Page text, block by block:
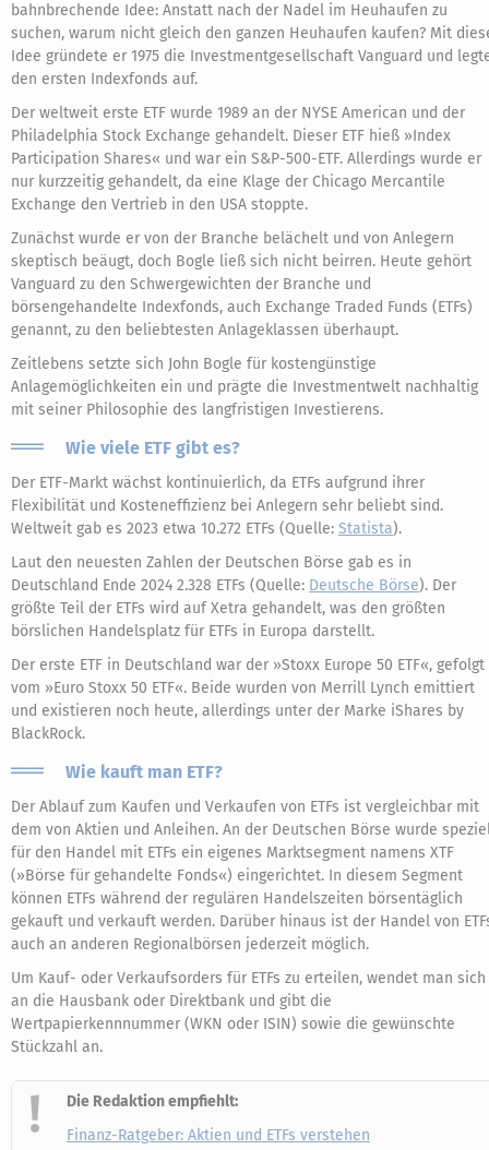
bahnbrechende Idee: Anstatt nach der Nadel im Heuhaufen zu
suchen, warum nicht gleich den ganzen Heuhaufen kaufen? Mit
Idee gründete er 1975 die Investmentgesellschaft Vanguard und
den ersten Indexfonds auf.
Der weltweit erste ETF wurde 1989 an der NYSE American und der
Philadelphia Stock Exchange gehandelt. Dieser ETF hieß »Index
Participation Shares« und war ein S&P-500-ETF. Allerdings wurde er
nur kurzzeitig gehandelt, da eine Klage der Chicago Mercantile
Exchange den Vertrieb in den USA stoppte.
Zunächst wurde er von der Branche belächelt und von Anlegern
skeptisch beäugt, doch Bogle ließ sich nicht beirren. Heute gehört
Vanguard zu den Schwergewichten der Branche und
börsengehandelte Indexfonds, auch Exchange Traded Funds (ETFs)
genannt, zu den beliebtesten Anlageklassen überhaupt.
Zeitlebens setzte sich John Bogle für kostengünstige
Anlagemöglichkeiten ein und prägte die Investmentwelt nachhaltig
mit seiner Philosophie des langfristigen Investierens.
Wie viele ETF gibt es?
Der ETF-Markt wächst kontinuierlich, da ETFs aufgrund ihrer
Flexibilität und Kosteneffizienz bei Anlegern sehr beliebt sind.
Weltweit gab es 2023 etwa 10.272 ETFs (Quelle: Statista).
Laut den neuesten Zahlen der Deutschen Börse gab es in
Deutschland Ende 2024 2.328 ETFs (Quelle: Deutsche Börse). Der
größte Teil der ETFs wird auf Xetra gehandelt, was den größten
börslichen Handelsplatz für ETFs in Europa darstellt.
Der erste ETF in Deutschland war der »Stoxx Europe 50 ETF«, gefolgt
vom »Euro Stoxx 50 ETF«. Beide wurden von Merrill Lynch emittiert
und existieren noch heute, allerdings unter der Marke iShares by
BlackRock.
Wie kauft man ETF?
Der Ablauf zum Kaufen und Verkaufen von ETFs ist vergleichbar mit
dem von Aktien und Anleihen. An der Deutschen Börse wurde
für den Handel mit ETFs ein eigenes Marktsegment namens XTF
(»Börse für gehandelte Fonds«) eingerichtet. In diesem Segment
können ETFs während der regulären Handelszeiten börsentäglich
gekauft und verkauft werden. Darüber hinaus ist der Handel von
auch an anderen Regionalbörsen jederzeit möglich.
Um Kauf- oder Verkaufsorders für ETFs zu erteilen, wendet man sich
an die Hausbank oder Direktbank und gibt die
Wertpapierkennnummer (WKN oder ISIN) sowie die gewünschte
Stückzahl an.
Die Redaktion empfiehlt:
Finanz-Ratgeber: Aktien und ETFs verstehen